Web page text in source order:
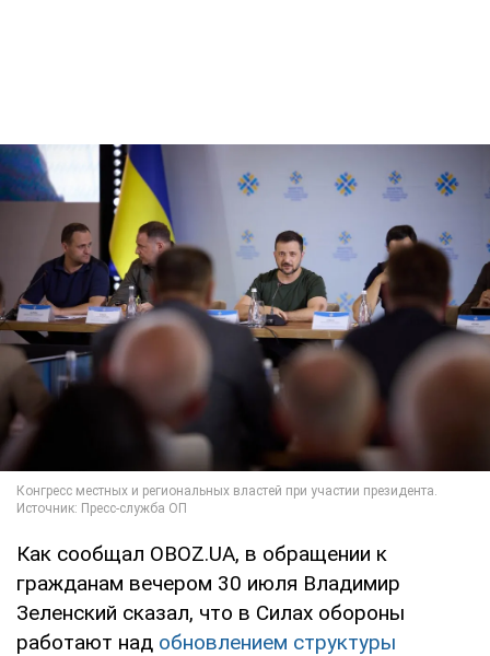
Как сообщал OBOZ.UA, в обращении к
гражданам вечером 30 июля Владимир
Зеленский сказал, что в Силах обороны
работают над обновлением структуры